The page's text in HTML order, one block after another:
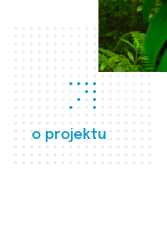
o projektu